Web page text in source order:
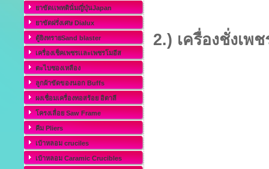
ยาขัดเเพทตินั่มญี่ปุ่นJapan
ยาขัดฝรั่งเศษ Dialux
ตู้ยิงทรายSand blaster
เครื่องเช็คเพชรเเละเพชรโมอีส
ตะไบซองเหลือง
ลูกผ้าขัดของนอก Buffs
ผงเชื่อมเครื่องทอสร้อย อิตาลี
โครงเลื่อย Saw Frame
คีม Pliers
เบ้าหลอม cruciles
เบ้าหลอม Caramic Crucibles
2.) เครื่องชั่งเพ